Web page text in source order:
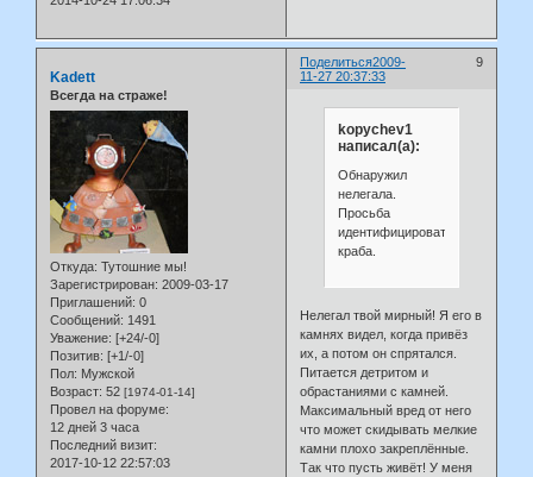
Поделиться 9
2009-
11-27 20:37:33
Kadett
Всегда на страже!
Откуда: Тутошние мы!
Зарегистрирован: 2009-03-17
Приглашений: 0
Сообщений: 1491
Уважение: [+24/-0]
Позитив: [+1/-0]
Пол: Мужской
Возраст: 52 [1974-01-14]
Провел на форуме:
12 дней 3 часа
Последний визит:
2017-10-12 22:57:03
kopychev1
написал(а):
Обнаружил
нелегала.
Просьба
идентифицировать
краба.
Нелегал твой мирный! Я его в
камнях видел, когда привёз
их, а потом он спрятался.
Питается детритом и
обрастаниями с камней.
Максимальный вред от него
что может скидывать мелкие
камни плохо закреплённые.
Так что пусть живёт! У меня